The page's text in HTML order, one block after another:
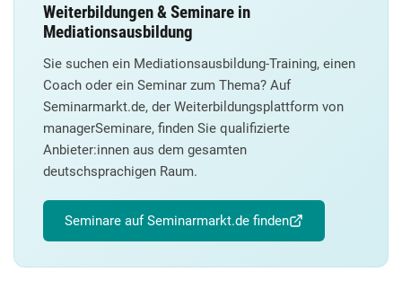
Weiterbildungen & Seminare in
Mediationsausbildung
Sie suchen ein Mediationsausbildung-Training, einen
Coach oder ein Seminar zum Thema? Auf
Seminarmarkt.de, der Weiterbildungsplattform von
managerSeminare, finden Sie qualifizierte
Anbieter:innen aus dem gesamten
deutschsprachigen Raum.
Seminare auf Seminarmarkt.de finden